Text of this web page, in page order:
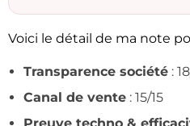
Voici le détail de ma note
Transparence société :
Canal de vente : 15/15